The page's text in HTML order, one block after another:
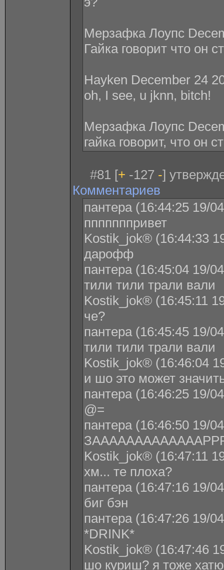
Мерзафка Лоупс
Гайка говорит что он
Hayken December 24
oh, I see, u jknn, bitch!
Мерзафка Лоупс
гайка говорит, что он
#81 [+ -127 -]
Комментариев
пантера (16:44:25 19/
пппппппривет
Kostik_jok® (16:44:33
дарофф
пантера (16:45:04 19/
тили тили трали вали
Kostik_jok® (16:45:11
че?
пантера (16:45:45 19/
тили тили трали вали
Kostik_jok® (16:46:04
и шо это может
пантера (16:46:25 19/
@=
пантера (16:46:50 19/
Kostik_jok® (16:47:11
хм... те плоха?
пантера (16:47:16 19/
биг бэн
пантера (16:47:26 19/
*DRINK*
Kostik_jok® (16:47:46
шо куриш? я тоже